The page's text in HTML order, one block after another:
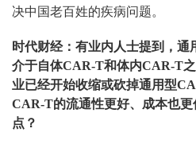
决中国老百姓的疾病问题。
时代财经：有业内人士提到，
介于自体CAR-T和体内CAR-T
业已经开始收缩或砍掉通用型
CAR-T的流通性更好、成本也
点？